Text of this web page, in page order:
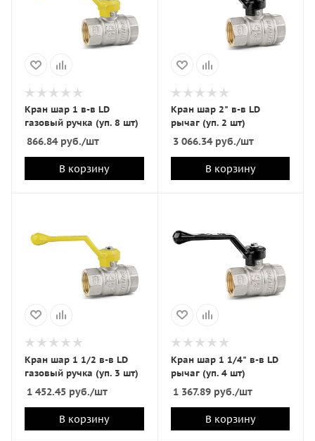
Кран шар 1 в-в LD
газовый ручка (уп. 8 шт)
866.84руб./шт
В корзину
Кран шар 2" в-в LD
рычаг (уп. 2 шт)
3 066.34руб./шт
В корзину
Кран шар 1 1/2 в-в LD
газовый ручка (уп. 3 шт)
1 452.45 руб./шт
В корзину
Кран шар 1 1/4" в-в LD
рычаг (уп. 4 шт)
1 367.89руб./шт
В корзину